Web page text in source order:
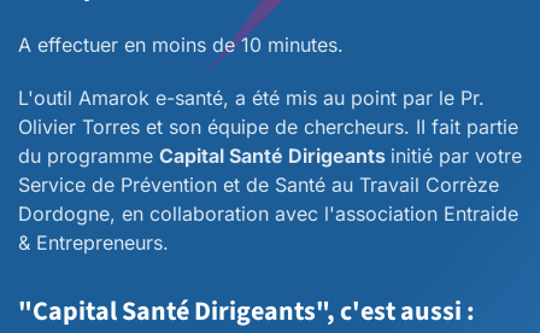
A effectuer en moins de 10 minutes.
L'outil Amarok e-santé, a été mis au point par le Pr.
Olivier Torres et son équipe de chercheurs. II fait partie
du programme Capital Santé Dirigeants initié par votre
Service de Prévention et de Santé au Travail Corrèze
Dordogne, en collaboration avec l'association Entraide
& Entrepreneurs.
"Capital Santé Dirigeants", c'est aussi :